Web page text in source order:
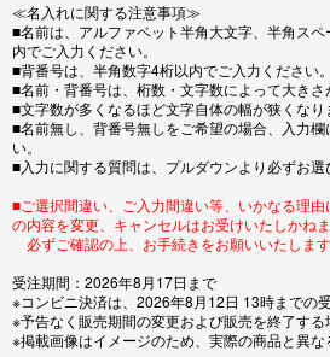
≪名入れに関する注意事項≫
■名前は、アルファベット半角大文字、半角ス
内でご入力ください。
■背番号は、半角数字4桁以内でご入力ください
■名前・背番号は、桁数・文字数によって大きさ
■文字数が多くなるほど文字自体の幅が狭くなり
■名前無し、背番号無しをご希望の場合、入力
い。
■入力に関する質問は、プルダウンより必ずお選
■ご選択間違い、ご入力間違い等、いかなる理
の内容を変更、キャンセルはお受けいたしかねま
必ずご確認の上、お手続きをお願いいたします
受注期間：2026年8月17日まで
※コンビニ決済は、2026年8月12日 13時までの受
※予告なく販売期間の変更および販売を終了する
※掲載画像はイメージのため、実際の商品と異な